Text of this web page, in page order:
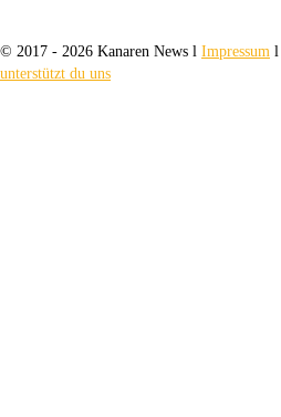
© 2017 - 2026 Kanaren News l Impressum l
unterstützt du uns